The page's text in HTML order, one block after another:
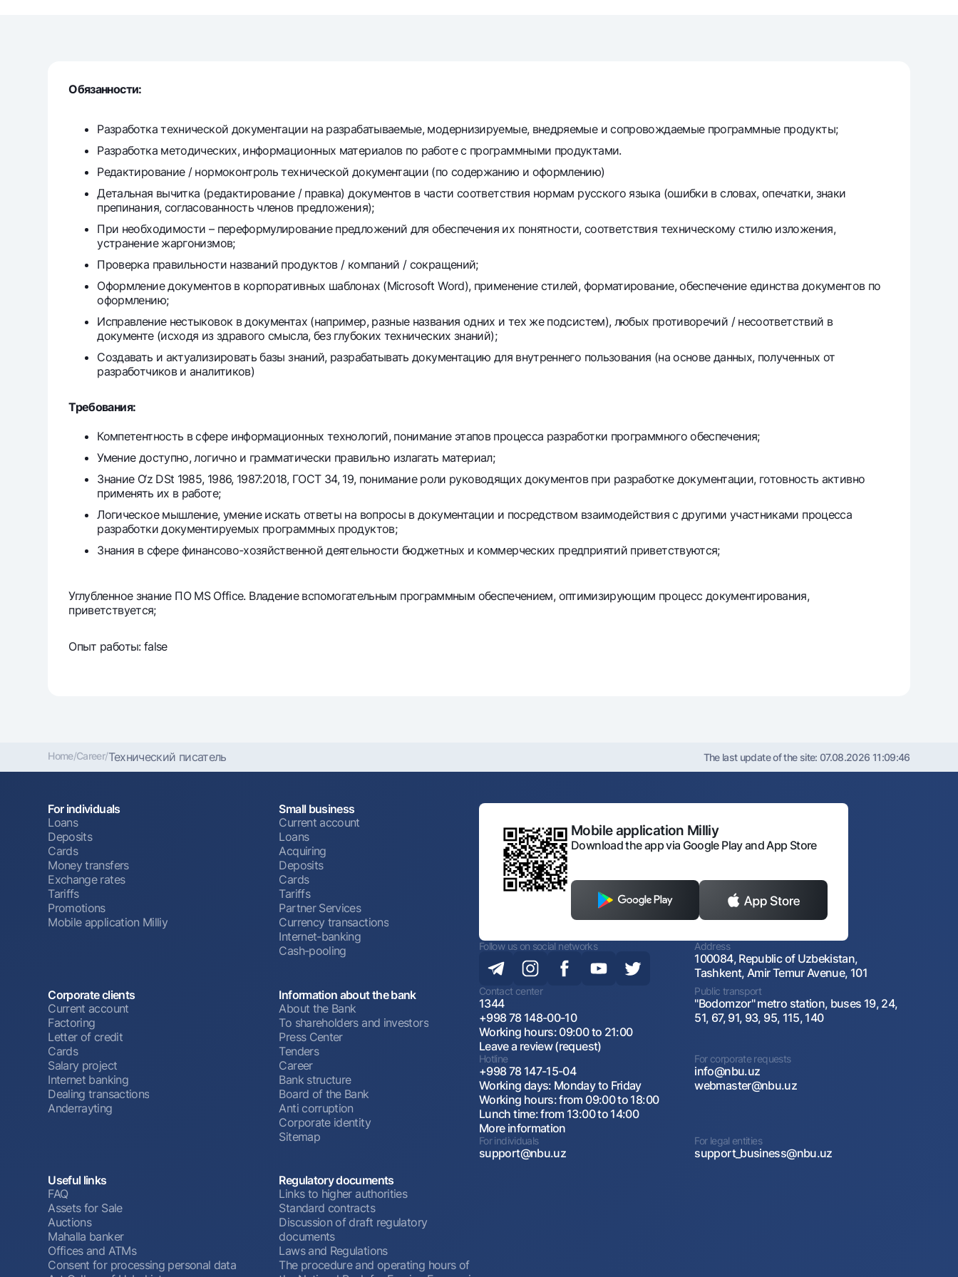
Tariffs
FAQ
Ищите по сайту
Search
Helpful links
Press CenterOffices and ATMsConsent for processing personal data
Follow us on social networks Contact center
1344
Обязанности:
Разработка технической документации на разрабатываемые, модернизируемые, внедряемые и сопровождаемые программные продукты;
Разработка методических, информационных материалов по работе с программными продуктами.
Редактирование / нормоконтроль технической документации (по содержанию и оформлению)
Детальная вычитка (редактирование / правка) документов в части соответствия нормам русского языка (ошибки в словах, опечатки, знаки
препинания, согласованность членов предложения);
При необходимости – переформулирование предложений для обеспечения их понятности, соответствия техническому стилю изложения,
устранение жаргонизмов;
Проверка правильности названий продуктов / компаний / сокращений;
Оформление документов в корпоративных шаблонах (Microsoft Word), применение стилей, форматирование, обеспечение единства документов по
оформлению;
Исправление нестыковок в документах (например, разные названия одних и тех же подсистем), любых противоречий / несоответствий в
документе (исходя из здравого смысла, без глубоких технических знаний);
Создавать и актуализировать базы знаний, разрабатывать документацию для внутреннего пользования (на основе данных, полученных от
разработчиков и аналитиков)
Требования:
Компетентность в сфере информационных технологий, понимание этапов процесса разработки программного обеспечения;
Умение доступно, логично и грамматически правильно излагать материал;
Знание O‘z DSt 1985, 1986, 1987:2018, ГОСТ 34, 19, понимание роли руководящих документов при разработке документации, готовность активно
применять их в работе;
Логическое мышление, умение искать ответы на вопросы в документации и посредством взаимодействия с другими участниками процесса
разработки документируемых программных продуктов;
Знания в сфере финансово-хозяйственной деятельности бюджетных и коммерческих предприятий приветствуются;
Углубленное знание ПО MS Office. Владение вспомогательным программным обеспечением, оптимизирующим процесс документирования,
приветствуется;
Опыт работы: false
Home/Career/Технический писатель The last update of the site: 07.08.2026 11:09:46
For individuals
Loans
Deposits
Cards
Money transfers
Exchange rates
Tariffs
Promotions
Mobile application Milliy
Small business
Current account
Loans
Acquiring
Deposits
Cards
Tariffs
Partner Services
Currency transactions
Internet-banking
Cash-pooling
Corporate clients
Current account
Factoring
Letter of credit
Cards
Salary project
Internet banking
Dealing transactions
Anderrayting
Information about the bank
About the Bank
To shareholders and investors
Press Center
Tenders
Career
Bank structure
Board of the Bank
Anti corruption
Corporate identity
Sitemap
Useful links
FAQ
Assets for Sale
Auctions
Mahalla banker
Offices and ATMs
Consent for processing personal data
Regulatory documents
Links to higher authorities
Standard contracts
Discussion of draft regulatory
documents
Laws and Regulations
The procedure and operating hours of
Mobile application Milliy
Download the app via Google Play and App Store
Follow us on social networks Address
100084, Republic of Uzbekistan,
Tashkent, Amir Temur Avenue, 101
Contact center
1344
+998 78 148-00-10
Working hours: 09:00 to 21:00
Leave a review (request)
Public transport
"Bodomzor" metro station, buses 19, 24,
51, 67, 91, 93, 95, 115, 140
Hotline
+998 78 147-15-04
Working days: Monday to Friday
Working hours: from 09:00 to 18:00
Lunch time: from 13:00 to 14:00
More information
For corporate requests
info@nbu.uz
webmaster@nbu.uz
For individuals
support@nbu.uz
For legal entities
support_business@nbu.uz